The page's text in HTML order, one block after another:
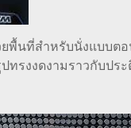
พื้นที่สำหรับนั่งแบบตอ
ทรงงดงามราวกับปร